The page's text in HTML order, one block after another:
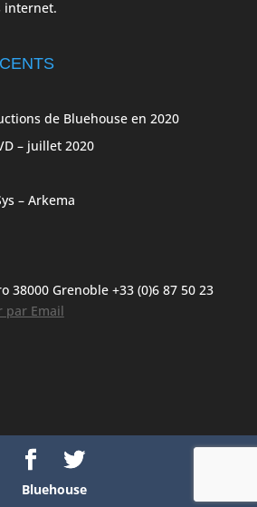
internet.
de Bluehouse en 2020
– juillet 2020
– Arkema
38000 Grenoble +33 (0)6 87 50 23
par Email
Bluehouse